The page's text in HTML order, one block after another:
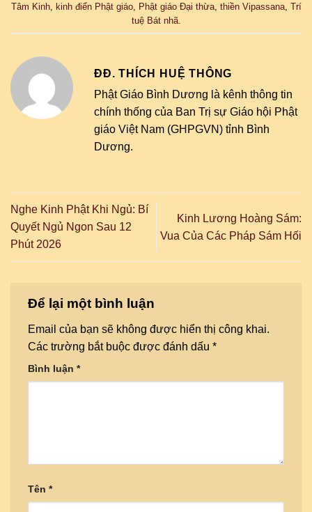
Tâm Kinh, kinh điển Phật giáo, Phật giáo Đại thừa, thiền Vipassana, Trí
tuệ Bát nhã.
ĐĐ. THÍCH HUỆ THÔNG
Phật Giáo Bình Dương là kênh thông tin
chính thống của Ban Trị sự Giáo hội Phật
giáo Việt Nam (GHPGVN) tỉnh Bình
Dương.
Nghe Kinh Phật Khi Ngủ: Bí
Quyết Ngủ Ngon Sau 12
Phút 2026
Kinh Lương Hoàng Sám:
Vua Của Các Pháp Sám Hối
Để lại một bình luận
Email của bạn sẽ không được hiển thị công khai.
Các trường bắt buộc được đánh dấu *
Bình luận *
Tên *